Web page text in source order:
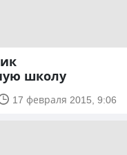
школу
17 февраля 2015, 9:06